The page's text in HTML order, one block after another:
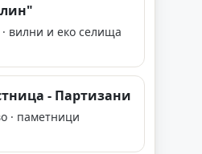
вилни и еко селища
- Партизани
· паметници